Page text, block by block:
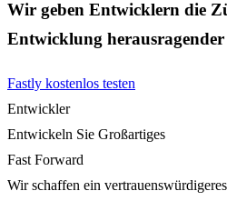
Wir geben Entwicklern die
Entwicklung
Fastly kostenlos testen
Entwickler
Entwickeln Sie Großartiges
Fast Forward
Wir schaffen ein